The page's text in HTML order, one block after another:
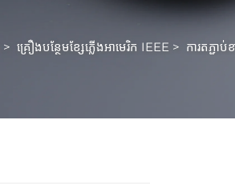
> គ្រឿង​បន្ថែម​ខ្សែ​ភ្លើង​អាមេរិក IEEE > ការតភ្ជា